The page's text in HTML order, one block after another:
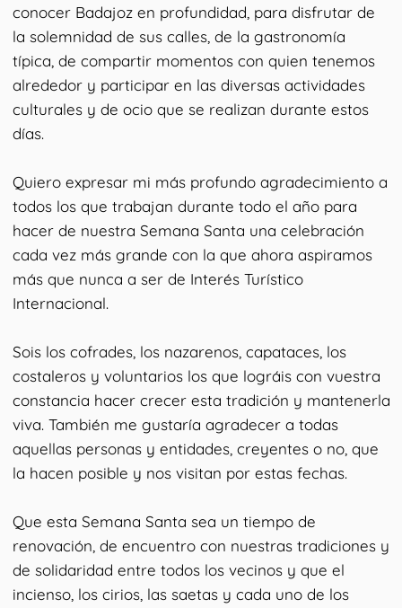
conocer Badajoz en profundidad, para disfrutar de
la solemnidad de sus calles, de la gastronomía
típica, de compartir momentos con quien tenemos
alrededor y participar en las diversas actividades
culturales y de ocio que se realizan durante estos
días.
Quiero expresar mi más profundo agradecimiento a
todos los que trabajan durante todo el año para
hacer de nuestra Semana Santa una celebración
cada vez más grande con la que ahora aspiramos
más que nunca a ser de Interés Turístico
Internacional.
Sois los cofrades, los nazarenos, capataces, los
costaleros y voluntarios los que lográis con vuestra
constancia hacer crecer esta tradición y mantenerla
viva. También me gustaría agradecer a todas
aquellas personas y entidades, creyentes o no, que
la hacen posible y nos visitan por estas fechas.
Que esta Semana Santa sea un tiempo de
renovación, de encuentro con nuestras tradiciones y
de solidaridad entre todos los vecinos y que el
incienso, los cirios, las saetas y cada uno de los